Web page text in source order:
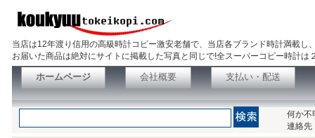
当店は12年渡り信用の高級時計コピー激安老舗で、当店各ブランド時計満載
お届いた商品は絶対にサイトに掲載した写真と同じで!全スーパーコピー時計
ホームページ 会社概要 支払い・配送
何か不
連絡